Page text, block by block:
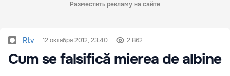
Разместить рекламу на сайте
Rtv 12 октября 2012, 23:40 2 862
Cum se falsifică mierea de albine